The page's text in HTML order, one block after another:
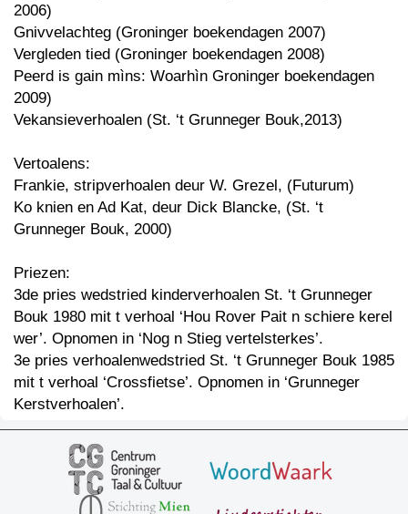
2006)
Gnivvelachteg (Groninger boekendagen 2007)
Vergleden tied (Groninger boekendagen 2008)
Peerd is gain mìns: Woarhìn Groninger boekendagen
2009)
Vekansieverhoalen (St. ‘t Grunneger Bouk,2013)
Vertoalens:
Frankie, stripverhoalen deur W. Grezel, (Futurum)
Ko knien en Ad Kat, deur Dick Blancke, (St. ‘t
Grunneger Bouk, 2000)
Priezen:
3de pries wedstried kinderverhoalen St. ‘t Grunneger
Bouk 1980 mit t verhoal ‘Hou Rover Pait n schiere kerel
wer’. Opnomen in ‘Nog n Stieg vertelsterkes’.
3e pries verhoalenwedstried St. ‘t Grunneger Bouk 1985
mit t verhoal ‘Crossfietse’. Opnomen in ‘Grunneger
Kerstverhoalen’.